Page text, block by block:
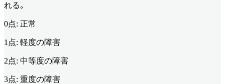
れる｡
0点: 正常
1点: 軽度の障害
2点: 中等度の障害
3点: 重度の障害